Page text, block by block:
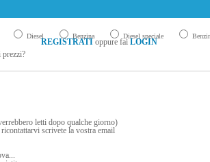
Diesel Benzina Diesel speciale
REGISTRATI oppure fai LOGIN
letti dopo qualche giorno)
scrivete la vostra email